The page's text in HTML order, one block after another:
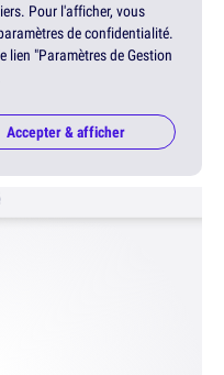
Pour l'afficher, vous
de confidentialité.
lien "Paramètres de Gestion
Accepter & afficher